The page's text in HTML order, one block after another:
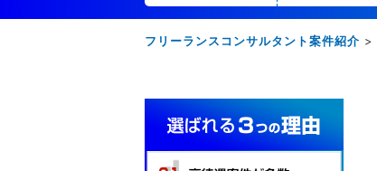
フリーランスコンサルタント案件紹介 >